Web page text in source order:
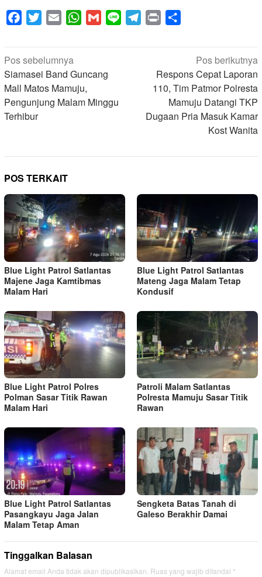
Facebook
Twitter Email WhatsApp
Gmail Line Telegram
Print
Navigasi
pos
Pos sebelumnya
Siamasei Band Guncang
Mall Matos Mamuju,
Pengunjung Malam Minggu
Terhibur
Pos berikutnya
Respons Cepat Laporan
110, Tim Patmor Polresta
Mamuju Datangi TKP
Dugaan Pria Masuk Kamar
Kost Wanita
POS TERKAIT
Blue Light Patrol Satlantas
Majene Jaga Kamtibmas
Malam Hari
Blue Light Patrol Satlantas
Mateng Jaga Malam Tetap
Kondusif
Blue Light Patrol Polres
Polman Sasar Titik Rawan
Malam Hari
Patroli Malam Satlantas
Polresta Mamuju Sasar Titik
Rawan
Blue Light Patrol Satlantas
Pasangkayu Jaga Jalan
Malam Tetap Aman
Sengketa Batas Tanah di
Galeso Berakhir Damai
Tinggalkan Balasan
Alamat email Anda tidak akan dipublikasikan. Ruas yang wajib ditandai *